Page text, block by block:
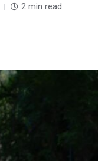
2 min read